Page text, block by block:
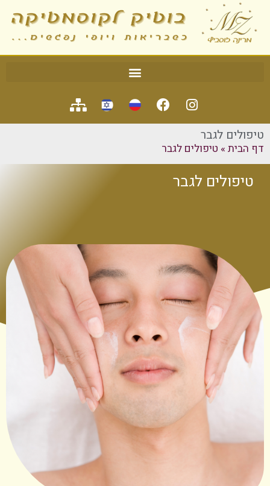
טיפולים לגבר
דף הבית » טיפולים לגבר
טיפולים לגבר